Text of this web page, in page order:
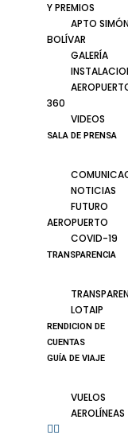
Y PREMIOS
APTO
BOLÍVAR
GALERÍA
360
VIDEOS
SALA DE PRENSA
NOTICIAS
FUTURO
AEROPUERTO
COVID-19
TRANSPARENCIA
LOTAIP
RENDICION DE
CUENTAS
GUÍA DE VIAJE
VUELOS
AEROLÍNEAS